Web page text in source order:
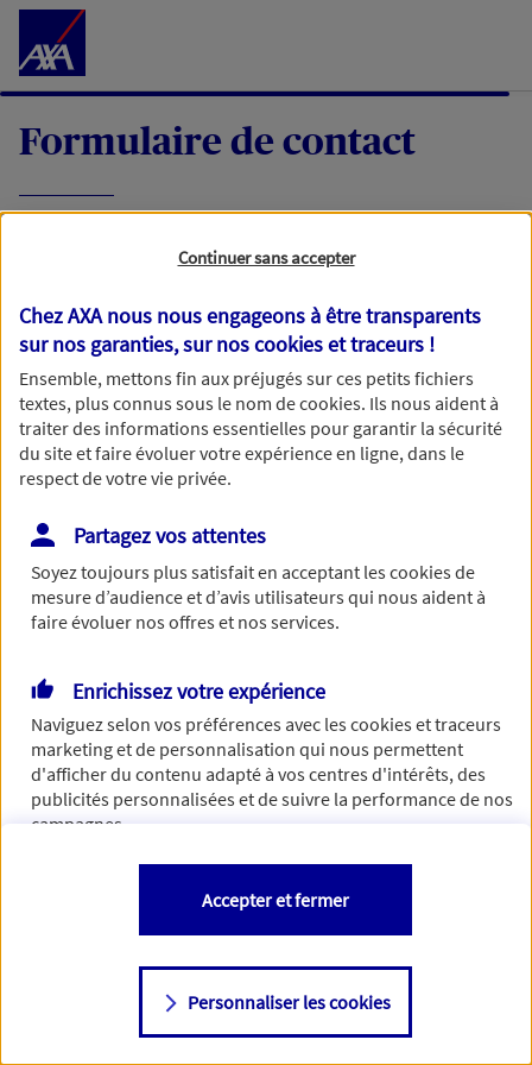
Accéder au Contenu
Formulaire de contact
demande, nous vous répondrons dans les
meilleurs délais par mail ou par téléphone.
Votre message :
Vous disposez de droits sur les informations vous concernant. Pour
plus d’informations,cliquez ici.
Continuer sans accepter
Chez AXA nous nous engageons à être transparents
sur nos garanties, sur noscookies et traceurs !
Ensemble, mettons fin aux préjugés sur ces petits fichiers
textes, plus connus sous le nom decookies. Ils nous aident à
traiter des informations essentielles pour garantir la sécurité
du site et faire évoluer votre expérience en ligne, dans le
respect de votre vie privée.
Partagez vos attentes
Soyez toujours plus satisfait en acceptant lescookiesde
mesure d’audience et d’avis utilisateurs qui nous aident à
faire évoluer nos offres et nos services.
Enrichissez votre expérience
Naviguez selon vos préférences avec lescookies et traceurs
marketing et de personnalisation qui nous permettent
d'afficher du contenu adapté à vos centres d'intérêts, des
publicités personnalisées et de suivre la performance de nos
campagnes.
Vous êtes libre de les accepter, de les refuser comme de
changer d'avis à tout moment en allant sur
Consulter notre politique decookies
Personnaliser les cookies
Accepter et fermer